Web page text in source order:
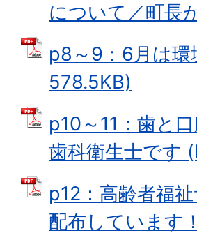
について／町長
p8～9：6月は環
578.5KB)
p10～11：歯と
歯科衛生士です
p12：高齢者福
配布しています